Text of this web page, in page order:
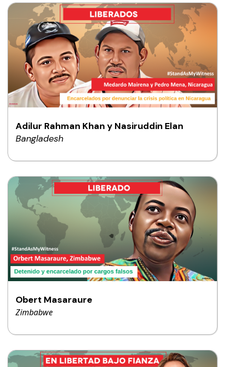
Adilur Rahman Khan y Nasiruddin Elan
Bangladesh
Obert Masaraure
Zimbabwe